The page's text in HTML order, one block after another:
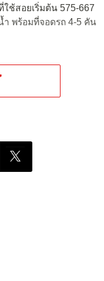
ช้สอยเริ่มต้น 575-667
พร้อมที่จอดรถ 4-5 คัน